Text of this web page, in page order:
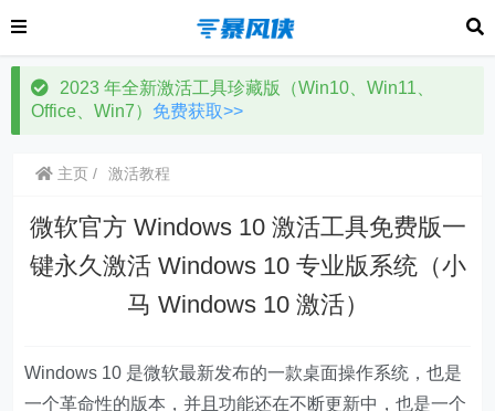
2023 年全新激活工具珍藏版（Win10、Win11、
Office、Win7） 免费获取>>
主页 激活教程
微软官方 Windows 10 激活工具免费版一
键永久激活 Windows 10 专业版系统（小
马 Windows 10 激活）
Windows 10 是微软最新发布的一款桌面操作系统，也是
一个革命性的版本，并且功能还在不断更新中，也是一个